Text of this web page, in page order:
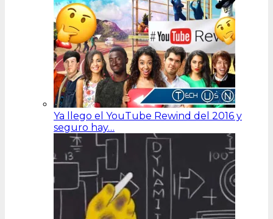
Ya llego el YouTube Rewind del 2016 y
seguro hay…